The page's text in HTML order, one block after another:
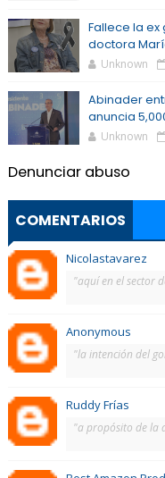
Fallece la
doctora
Unknown
Abinader
anuncia
Unknown
Denunciar abuso
COMENTARIOS
Nicolastavarez
"aquí en el sector
Anonymous
"la intención del
Ruddy Frías
"a propósito de la